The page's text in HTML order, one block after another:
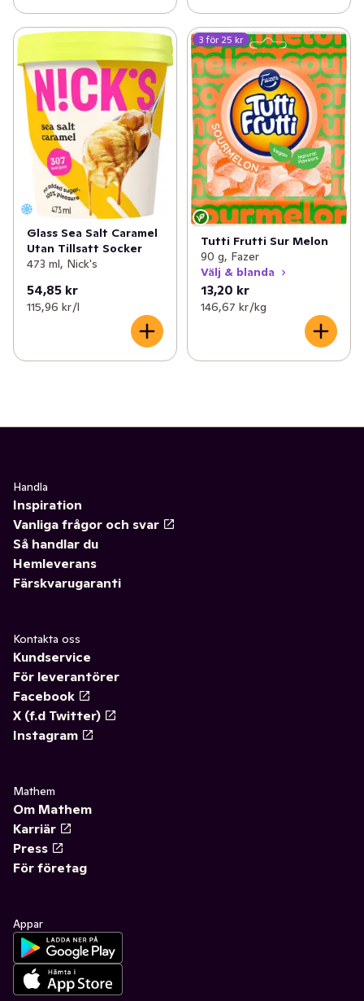
Glass Sea Salt Caramel
Utan Tillsatt Socker
473 ml, Nick's
54,85 kr
115,96 kr /l
3 för 25 kr
Tutti Frutti Sur Melon
90 g, Fazer
Välj & blanda
13,20 kr
146,67 kr /kg
Handla
Inspiration
Vanliga frågor och svar
Så handlar du
Hemleverans
Färskvarugaranti
Kontakta oss
Kundservice
För leverantörer
Facebook
X (f.d Twitter)
Instagram
Mathem
Om Mathem
Karriär
Press
För företag
Appar